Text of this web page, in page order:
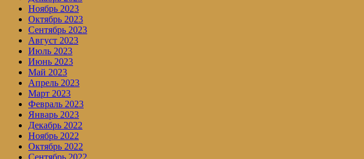
Ноябрь 2023
Октябрь 2023
Сентябрь 2023
Август 2023
Июль 2023
Июнь 2023
Май 2023
Апрель 2023
Март 2023
Февраль 2023
Январь 2023
Декабрь 2022
Ноябрь 2022
Октябрь 2022
Сентябрь 2022